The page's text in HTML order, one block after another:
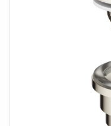
aux petites pluies
Extrémités des
bon maintien Ourlet
dos Poches à rabat
poches zippées
Coupe droite Nom